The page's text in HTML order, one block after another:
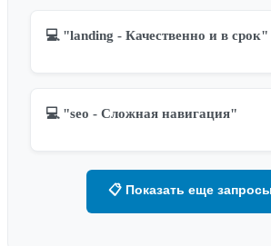
💻 "landing - Качественно и в срок"
💻 "seo - Сложная навигация"
📋 Показать еще